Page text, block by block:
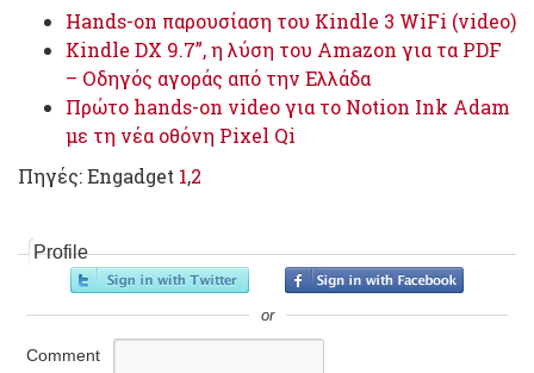
Hands-on παρουσίαση του Kindle 3 WiFi (video)
Kindle DX 9.7”, η λύση του Amazon για τα PDF
– Οδηγός αγοράς από την Ελλάδα
Πρώτο hands-on video για το Notion Ink Adam
με τη νέα οθόνη Pixel Qi
Πηγές: Engadget 1,2
Profile
or
Comment